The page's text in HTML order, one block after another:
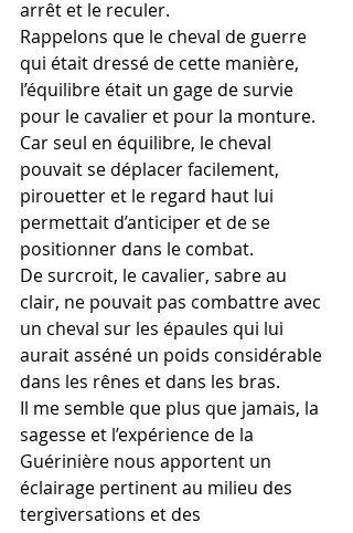
arrêt et le reculer.
Rappelons que le cheval de guerre
qui était dressé de cette manière,
l’équilibre était un gage de survie
pour le cavalier et pour la monture.
Car seul en équilibre, le cheval
pouvait se déplacer facilement,
pirouetter et le regard haut lui
permettait d’anticiper et de se
positionner dans le combat.
De surcroit, le cavalier, sabre au
clair, ne pouvait pas combattre avec
un cheval sur les épaules qui lui
aurait asséné un poids considérable
dans les rênes et dans les bras.
Il me semble que plus que jamais, la
sagesse et l’expérience de la
Guérinière nous apportent un
éclairage pertinent au milieu des
tergiversations et des